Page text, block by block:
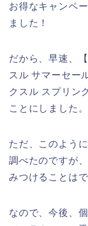
お得なキャンペ
ました！
だから、早速、
スル サマーセー
クスル スプリン
ことにしました。
ただ、このよう
調べたのですが
みつけることは
なので、今後、